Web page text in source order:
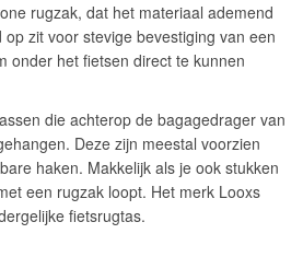
rugzak, dat het materiaal ademend
zit voor stevige bevestiging van een
onder het fietsen direct te kunnen
die achterop de bagagedrager van
Deze zijn meestal voorzien
haken. Makkelijk als je ook stukken
een rugzak loopt. Het merk Looxs
fietsrugtas.